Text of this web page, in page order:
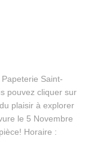
Saint-
pouvez cliquer sur
plaisir à explorer
le 5 Novembre
Horaire :